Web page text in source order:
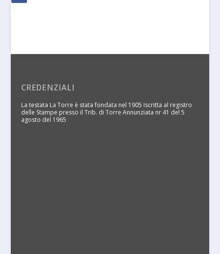
CREDENZIALI
La testata La Torre è stata fondata nel 1905 Iscritta al registro
delle Stampe presso il Trib. di Torre Annunziata nr 41 del 5
agosto del 1965